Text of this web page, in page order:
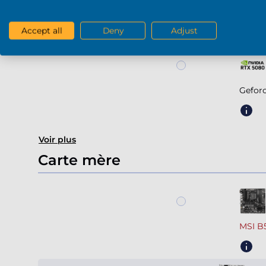
Voir plus
Carte mère
MSI
Accept all Deny Adjust